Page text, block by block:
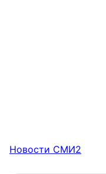
Новости СМИ2